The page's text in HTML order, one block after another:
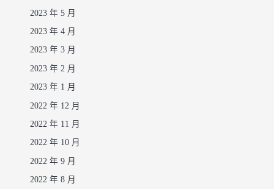
2023 年 5 月
2023 年 4 月
2023 年 3 月
2023 年 2 月
2023 年 1 月
2022 年 12 月
2022 年 11 月
2022 年 10 月
2022 年 9 月
2022 年 8 月